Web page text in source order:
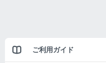
ご利用ガイド